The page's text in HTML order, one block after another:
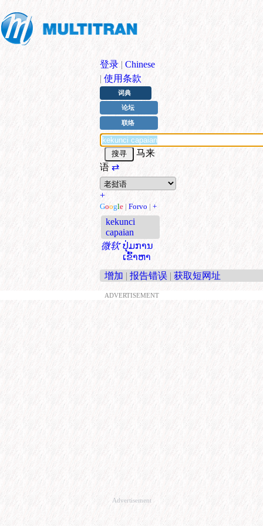
登录 | Chinese
| 使用条款
词典
论坛
联络
马来
语 ⇄
+
Google | Forvo | +
kekunci
capaian
微软 ປຸ່ມການ
ເຂົ້າຫາ
增加 | 报告错误 | 获取短网址
ADVERTISEMENT
Advertisement